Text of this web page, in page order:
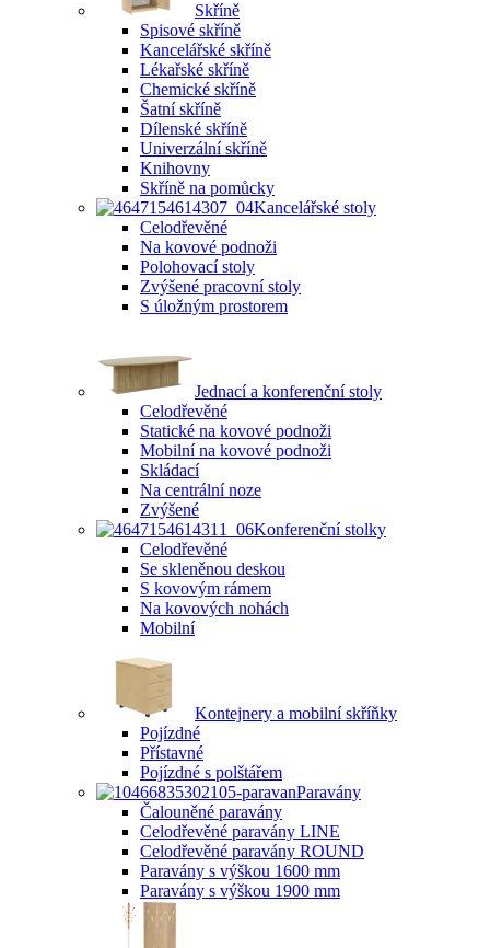
Skříně
Spisové skříně
Kancelářské skříně
Lékařské skříně
Chemické skříně
Šatní skříně
Dílenské skříně
Univerzální skříně
Knihovny
Skříně na pomůcky
Kancelářské stoly
Celodřevěné
Na kovové podnoži
Polohovací stoly
Zvýšené pracovní stoly
S úložným prostorem
Jednací a konferenční stoly
Celodřevěné
Statické na kovové podnoži
Mobilní na kovové podnoži
Skládací
Na centrální noze
Zvýšené
Konferenční stolky
Celodřevěné
Se skleněnou deskou
S kovovým rámem
Na kovových nohách
Mobilní
Kontejnery a mobilní skříňky
Pojízdné
Přístavné
Pojízdné s polštářem
Paravány
Čalouněné paravány
Celodřevěné paravány LINE
Celodřevěné paravány ROUND
Paravány s výškou 1600 mm
Paravány s výškou 1900 mm